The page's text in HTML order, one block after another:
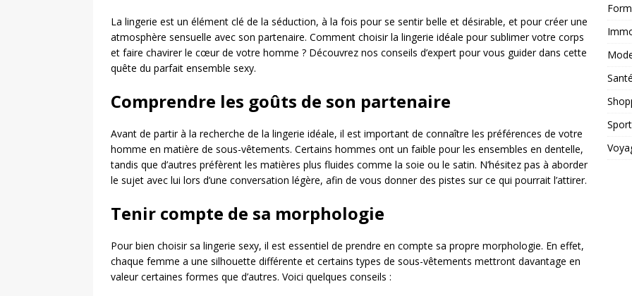
La lingerie est un élément clé de la séduction, à la fois pour se sentir belle et désirable, et pour créer une
atmosphère sensuelle avec son partenaire. Comment choisir la lingerie idéale pour sublimer votre corps
et faire chavirer le cœur de votre homme ? Découvrez nos conseils d’expert pour vous guider dans cette
quête du parfait ensemble sexy.
Comprendre les goûts de son partenaire
Avant de partir à la recherche de la lingerie idéale, il est important de connaître les préférences de votre
homme en matière de sous-vêtements. Certains hommes ont un faible pour les ensembles en dentelle,
tandis que d’autres préfèrent les matières plus fluides comme la soie ou le satin. N’hésitez pas à aborder
le sujet avec lui lors d’une conversation légère, afin de vous donner des pistes sur ce qui pourrait l’attirer.
Tenir compte de sa morphologie
Pour bien choisir sa lingerie sexy, il est essentiel de prendre en compte sa propre morphologie. En effet,
chaque femme a une silhouette différente et certains types de sous-vêtements mettront davantage en
valeur certaines formes que d’autres. Voici quelques conseils :